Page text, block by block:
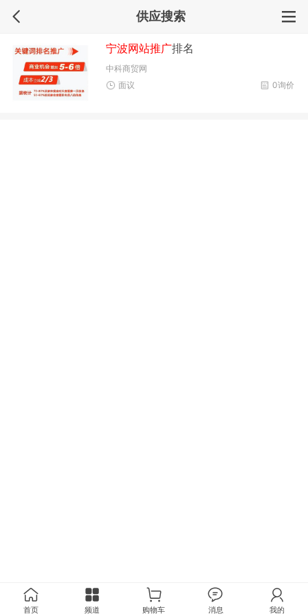
供应搜索
宁波网站推广排名
中科商贸网
0询价
面议
首页 频道 购物车 消息 我的